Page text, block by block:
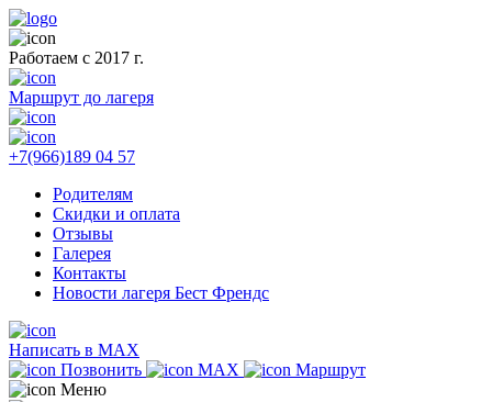
Работаем с 2017 г.
Маршрут до лагеря
+7(966)189 04 57
Родителям
Скидки и оплата
Отзывы
Галерея
Контакты
Новости лагеря Бест Френдс
Написать в MAX
Позвонить
MAX
Маршрут
Меню